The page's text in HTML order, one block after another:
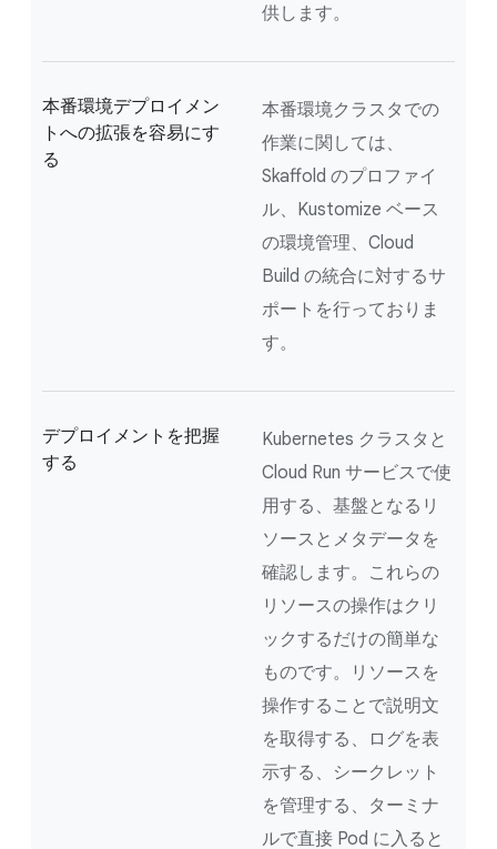
供します。
本番環境デプロイメン
トへの拡張を容易にす
る
本番環境クラスタでの
作業に関しては、
Skaffold のプロファイ
ル、Kustomize ベース
の環境管理、Cloud
Build の統合に対するサ
ポートを行っておりま
す。
デプロイメントを把握
する
Kubernetes クラスタと
Cloud Run サービスで使
用する、基盤となるリ
ソースとメタデータを
確認します。これらの
リソースの操作はクリ
ックするだけの簡単な
ものです。リソースを
操作することで説明文
を取得する、ログを表
示する、シークレット
を管理する、ターミナ
ルで直接 Pod に入ると